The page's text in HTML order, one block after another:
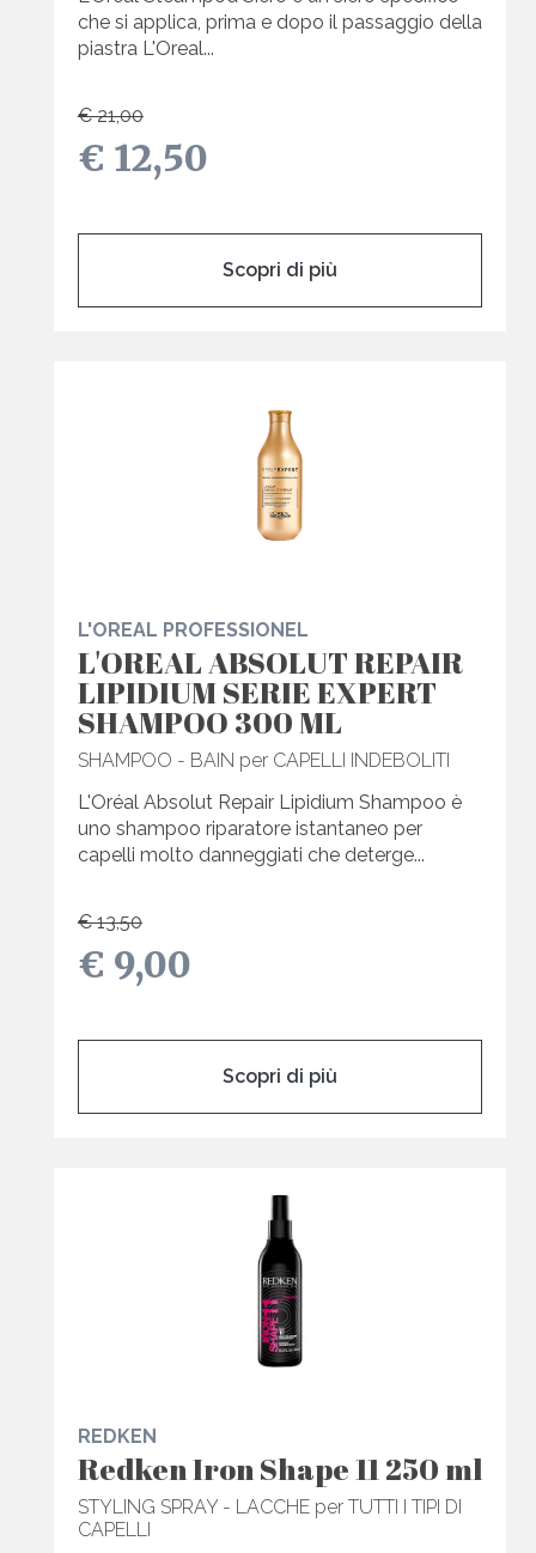
che si applica, prima e dopo il passaggio della
piastra L'Oreal...
€ 21,00
€ 12,50
Scopri di più
L'OREAL PROFESSIONEL
L'OREAL ABSOLUT REPAIR
LIPIDIUM SERIE EXPERT
SHAMPOO 300 ML
SHAMPOO - BAIN per CAPELLI INDEBOLITI
L'Oréal Absolut Repair Lipidium Shampoo è
uno shampoo riparatore istantaneo per
capelli molto danneggiati che deterge...
€ 13,50
€ 9,00
Scopri di più
REDKEN
Redken Iron Shape 11 250 ml
STYLING SPRAY - LACCHE per TUTTI I TIPI DI
CAPELLI